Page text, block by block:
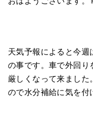
天気予報によると今週
の事です。車で外回り
厳しくなって来ました
ので水分補給に気を付